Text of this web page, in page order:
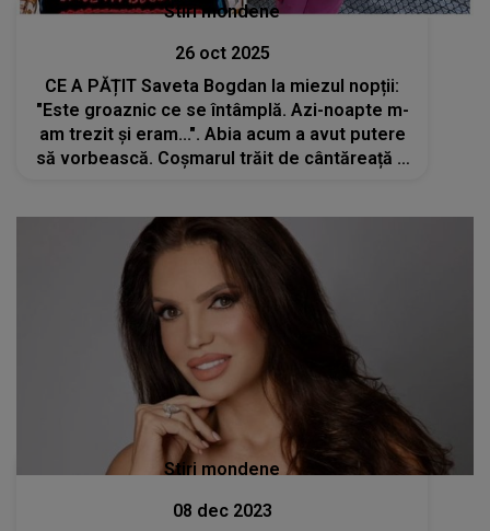
Stiri mondene
26 oct 2025
CE A PĂȚIT Saveta Bogdan la miezul nopții:
"Este groaznic ce se întâmplă. Azi-noapte m-
am trezit și eram...". Abia acum a avut putere
să vorbească. Coșmarul trăit de cântăreață i-
Stiri mondene
08 dec 2023